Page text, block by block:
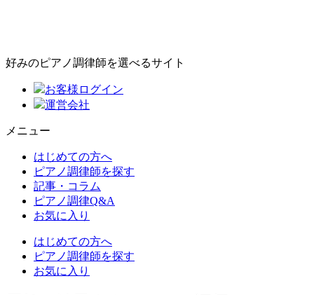
好みのピアノ調律師を選べるサイト
お客様ログイン
運営会社
メニュー
はじめての方へ
ピアノ調律師を探す
記事・コラム
ピアノ調律Q&A
お気に入り
はじめての方へ
ピアノ調律師を探す
お気に入り